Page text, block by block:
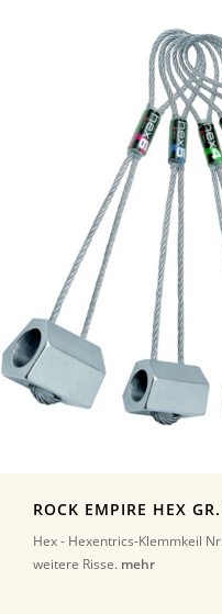
ROCK EMPIRE HEX
Hex - Hexentrics-Klemmkeil
weitere Risse. mehr